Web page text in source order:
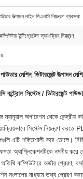
উত্পাদন লাইন পিএলসি নিয়ন্ত্রণ ব্যবস্থা
ইন্টিগ্রেটেড স্বয়ংক্রিয় নিয়ন্ত্রণ
মেশিন, ডিটারজেন্ট উত্পাদন
কন্ট্রোল সিস্টেম / ডিটারজেন্ট
ম্যানুয়াল অপারেশন থেকে
সিস্টেম নিয়ন্ত্রণ
এটি শক্তিশালী করে তোলে।
ক্ষমতা অ্যাপ্লিকেশনটিকে নমনীয়
অতিথি কম্পিউটারে অর্ডার প্রেরণ,
সংলাপের মাধ্যমে তথ্য প্রেরণ